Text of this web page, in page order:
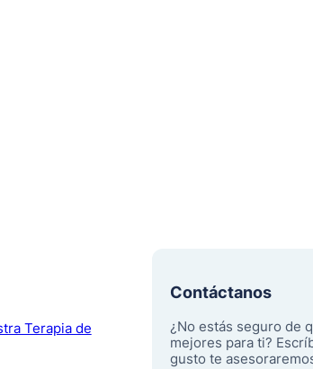
Terapia de
Contáctanos
¿No estás seguro de
mejores para ti?
gusto te